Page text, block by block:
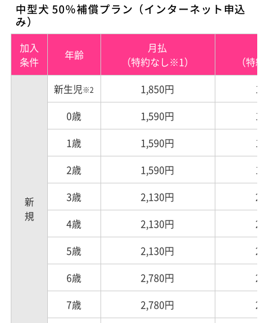
中型犬 50％補償プラン（インターネット申込
み）
加入
条件
年齢
新規
新生児※2
0歳
1歳
2歳
3歳
4歳
5歳
6歳
7歳
月払
（特約なし※1）
（特
1,850円
1,590円
1,590円
1,590円
2,130円
2,130円
2,130円
2,780円
2,780円